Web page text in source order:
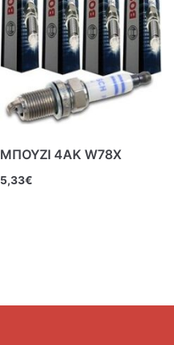
ΜΠΟΥΖΙ 4ΑΚ W78X
5,33€